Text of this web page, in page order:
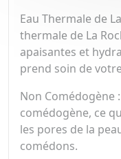
Eau Thermale de
thermale de La
apaisantes et
prend soin de
Non Comédogène
comédogène, ce
les pores de la
comédons.